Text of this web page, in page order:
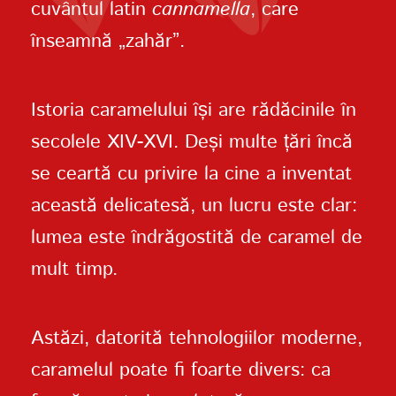
cuvântul latin cannamella, care
înseamnă „zahăr”.
Istoria caramelului își are rădăcinile în
secolele XIV-XVI. Deși multe țări încă
se ceartă cu privire la cine a inventat
această delicatesă, un lucru este clar:
lumea este îndrăgostită de caramel de
mult timp.
Astăzi, datorită tehnologiilor moderne,
caramelul poate fi foarte divers: ca